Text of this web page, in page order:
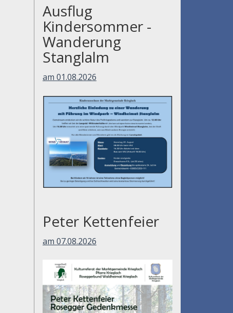
Ausflug
Kindersommer -
Wanderung
Stanglalm
am 01.08.2026
Peter Kettenfeier
am 07.08.2026